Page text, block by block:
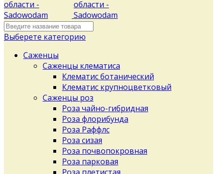
Выберете категорию
Саженцы
Саженцы клематиса
Клематис ботанический
Клематис крупноцветковый
Саженцы роз
Роза чайно-гибридная
Роза флорибунда
Роза Раффлс
Роза сизая
Роза почвопокровная
Роза парковая